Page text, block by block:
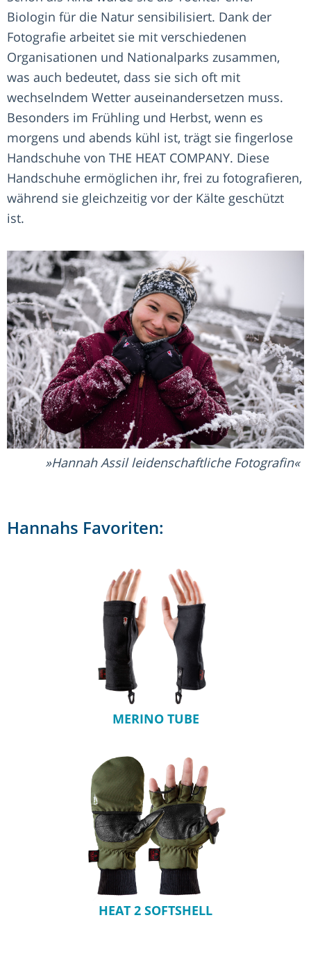
Biologin für die Natur sensibilisiert. Dank der
Fotografie arbeitet sie mit verschiedenen
Organisationen und Nationalparks zusammen,
was auch bedeutet, dass sie sich oft mit
wechselndem Wetter auseinandersetzen muss.
Besonders im Frühling und Herbst, wenn es
morgens und abends kühl ist, trägt sie fingerlose
Handschuhe von THE HEAT COMPANY. Diese
Handschuhe ermöglichen ihr, frei zu fotografieren,
während sie gleichzeitig vor der Kälte geschützt
ist.
Hannah Assil leidenschaftliche Fotografin
Hannahs Favoriten:
MERINO TUBE
HEAT 2 SOFTSHELL